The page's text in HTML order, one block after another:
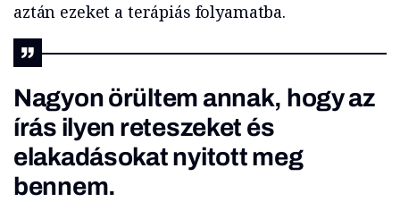
aztán ezeket a terápiás folyamatba.
Nagyon örültem annak, hogy az
írás ilyen reteszeket és
elakadásokat nyitott meg
bennem.